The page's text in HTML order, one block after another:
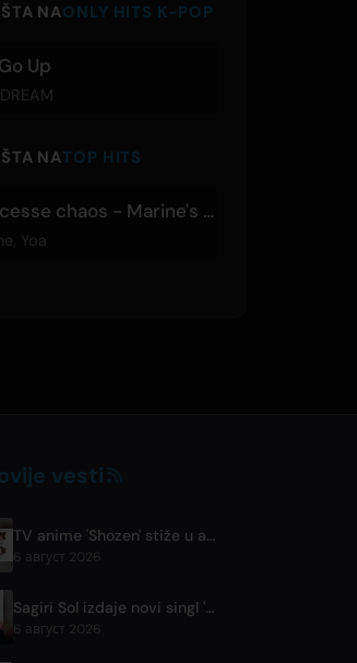
NAONLY HITS K-POP
Up
NATOP HITS
Princesse chaos - Marine's Version
Yoa
vesti
TV anime 'Shozen' stiže u aprilu 2027. na Fuji TV
6 август 2026
Sagiri Sol izdaje novi singl 'next to your love' nakon pauze
6 август 2026